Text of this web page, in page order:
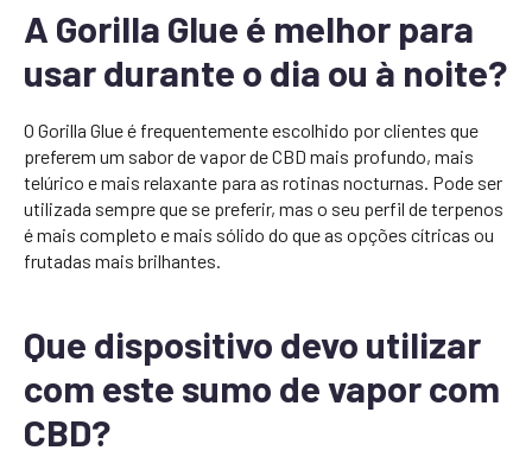
A Gorilla Glue é melhor para
usar durante o dia ou à noite?
O Gorilla Glue é frequentemente escolhido por clientes que
preferem um sabor de vapor de CBD mais profundo, mais
telúrico e mais relaxante para as rotinas nocturnas. Pode ser
utilizada sempre que se preferir, mas o seu perfil de terpenos
é mais completo e mais sólido do que as opções cítricas ou
frutadas mais brilhantes.
Que dispositivo devo utilizar
com este sumo de vapor com
CBD?